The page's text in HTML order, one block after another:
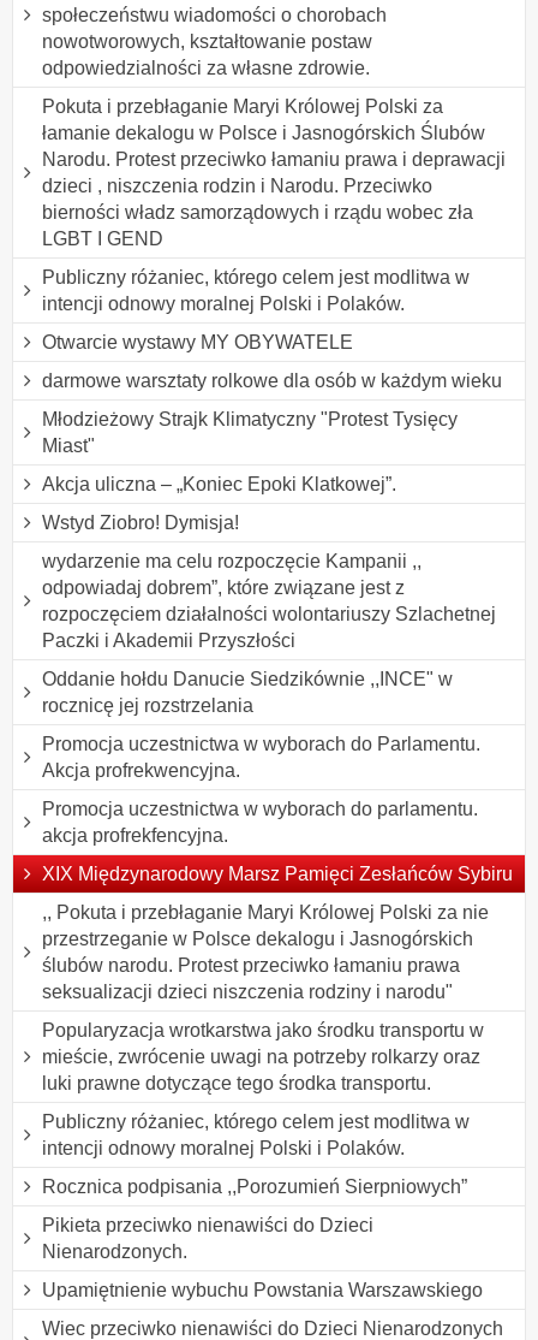
społeczeństwu wiadomości o chorobach
nowotworowych, kształtowanie postaw
odpowiedzialności za własne zdrowie.
Pokuta i przebłaganie Maryi Królowej Polski za
łamanie dekalogu w Polsce i Jasnogórskich Ślubów
Narodu. Protest przeciwko łamaniu prawa i deprawacji
dzieci , niszczenia rodzin i Narodu. Przeciwko
bierności władz samorządowych i rządu wobec zła
LGBT I GEND
Publiczny różaniec, którego celem jest modlitwa w
intencji odnowy moralnej Polski i Polaków.
Otwarcie wystawy MY OBYWATELE
darmowe warsztaty rolkowe dla osób w każdym wieku
Młodzieżowy Strajk Klimatyczny "Protest Tysięcy
Miast"
Akcja uliczna – „Koniec Epoki Klatkowej”.
Wstyd Ziobro! Dymisja!
wydarzenie ma celu rozpoczęcie Kampanii ,,
odpowiadaj dobrem”, które związane jest z
rozpoczęciem działalności wolontariuszy Szlachetnej
Paczki i Akademii Przyszłości
Oddanie hołdu Danucie Siedzikównie ,,INCE" w
rocznicę jej rozstrzelania
Promocja uczestnictwa w wyborach do Parlamentu.
Akcja profrekwencyjna.
Promocja uczestnictwa w wyborach do parlamentu.
akcja profrekfencyjna.
XIX Międzynarodowy Marsz Pamięci Zesłańców Sybiru
,, Pokuta i przebłaganie Maryi Królowej Polski za nie
przestrzeganie w Polsce dekalogu i Jasnogórskich
ślubów narodu. Protest przeciwko łamaniu prawa
seksualizacji dzieci niszczenia rodziny i narodu"
Popularyzacja wrotkarstwa jako środku transportu w
mieście, zwrócenie uwagi na potrzeby rolkarzy oraz
luki prawne dotyczące tego środka transportu.
Publiczny różaniec, którego celem jest modlitwa w
intencji odnowy moralnej Polski i Polaków.
Rocznica podpisania ,,Porozumień Sierpniowych”
Pikieta przeciwko nienawiści do Dzieci
Nienarodzonych.
Upamiętnienie wybuchu Powstania Warszawskiego
Wiec przeciwko nienawiści do Dzieci Nienarodzonych